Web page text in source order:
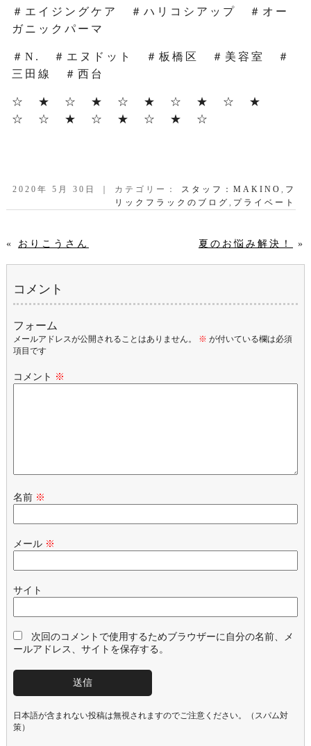
＃エイジングケア ＃ハリコシアップ ＃オー
ガニックパーマ
＃N. ＃エヌドット ＃板橋区 ＃美容室 ＃
三田線 ＃西台
☆ ★ ☆ ★ ☆ ★ ☆ ★ ☆ ★
☆ ☆ ★ ☆ ★ ☆ ★ ☆
2020年 5月 30日 ｜ カテゴリー： スタッフ：MAKINO, フ
リックフラックのブログ, プライベート
« おりこうさん 夏のお悩み解決！ »
コメント
フォーム
メールアドレスが公開されることはありません。 ※ が付いている欄は必須
項目です
コメント ※
名前 ※
メール ※
サイト
次回のコメントで使用するためブラウザーに自分の名前、メ
ールアドレス、サイトを保存する。
日本語が含まれない投稿は無視されますのでご注意ください。（スパム対
策）